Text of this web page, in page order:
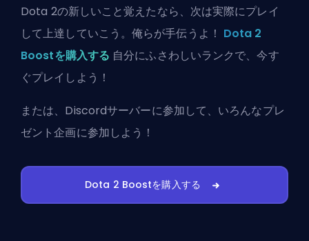
Dota 2の新しいこと覚えたなら、次は実際にプレイ
して上達していこう。俺らが手伝うよ！ Dota 2
Boostを購入する 自分にふさわしいランクで、今す
ぐプレイしよう！
または、 Discordサーバーに参加して、いろんなプレ
ゼント企画に参加しよう！
Dota 2 Boostを購入する